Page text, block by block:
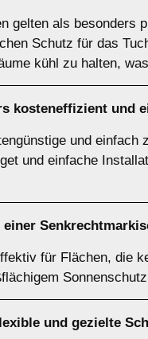
gelten als besonders
Schutz für das
kühl zu halten,
kosteneffizient und
und
und einfache
einer
für Flächen, die
und gezielte